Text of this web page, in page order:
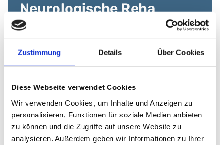
Zustimmung Details Über Cookies
Diese Webseite verwendet Cookies
Wir verwenden Cookies, um Inhalte und Anzeigen zu
personalisieren, Funktionen für soziale Medien anbieten
zu können und die Zugriffe auf unsere Website zu
analysieren. Außerdem geben wir Informationen zu Ihrer
Neurologische Reha
Ambulantes Rehabilitationszentrum
Nürnberg gGmbH
Neurologische Rehabilitation